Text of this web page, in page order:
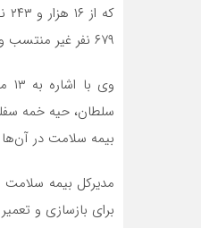
۶۷۹ نفر غیر منتسب وجود دارد که در این راستا با کمبود پزشک عمومی مواجه هستیم.
سلطان، حیه خمه
بیمه سلامت در آن‌ها
مدیرکل بیمه سلامت
برای بازسازی و تعمیر اساسی این